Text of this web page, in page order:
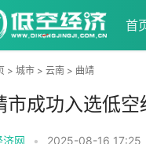
首
> 城市 > 云南 > 曲靖
市成功入选低
济网 • 2025-08-16 17:25